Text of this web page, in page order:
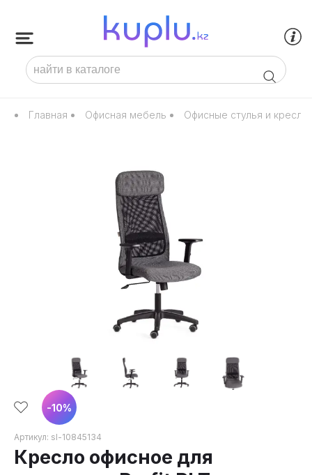
Главная Офисная мебель Офисные стулья и кресла
Кресло офисное для
-10%
Артикул: sl-10845134